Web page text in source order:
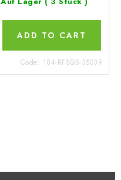
ADD TO CART
Code: 184-RFSQS-35039